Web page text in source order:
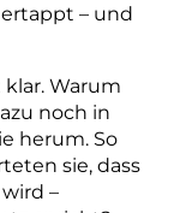
ertappt – und
Warum
noch in
herum. So
sie, dass
–